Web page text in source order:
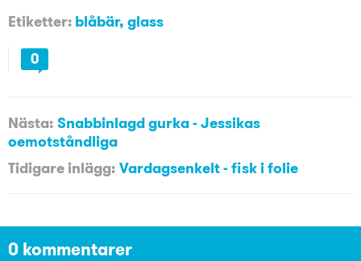
Etiketter: blåbär, glass
0
Nästa: Snabbinlagd gurka - Jessikas
oemotståndliga
Tidigare inlägg: Vardagsenkelt - fisk i folie
0 kommentarer